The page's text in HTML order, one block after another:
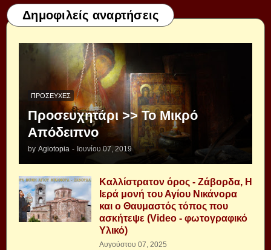
Δημοφιλείς αναρτήσεις
ΠΡΟΣΕΥΧΈΣ
Προσευχητάρι >> Το Μικρό
Απόδειπνο
by Agiotopia - Ιουνίου 07, 2019
Καλλίστρατον όρος - Ζάβορδα, Η
Ιερά μονή του Αγίου Νικάνορα
και ο Θαυμαστός τόπος που
ασκήτεψε (Video - φωτογραφικό
Υλικό)
Αυγούστου 07, 2025